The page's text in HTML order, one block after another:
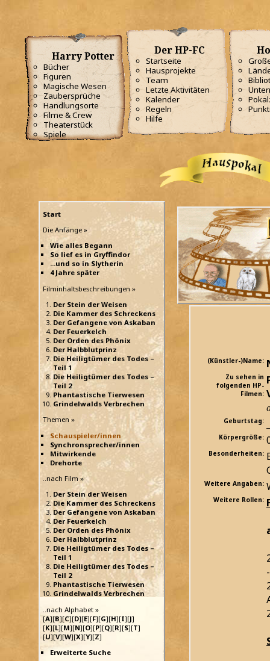
Harry Potter
Bücher
Figuren
Magische Wesen
Zaubersprüche
Handlungsorte
Filme & Crew
Theaterstück
Spiele
Der HP-FC
Startseite
Hausprojekte
Team
Letzte Aktivitäten
Kalender
Regeln
Hilfe
Start
Die Anfänge »
Wie alles Begann
So lief es in Gryffindor
...und so in Slytherin
4 Jahre später
Filminhaltsbeschreibungen »
Der Stein der Weisen
Die Kammer des Schreckens
Der Gefangene von Askaban
Der Feuerkelch
Der Orden des Phönix
Der Halbblutprinz
Die Heiligtümer des Todes –
Teil 1
Die Heiligtümer des Todes –
Teil 2
Phantastische Tierwesen
Grindelwalds Verbrechen
Themen »
Schauspieler/innen
Synchronsprecher/innen
Mitwirkende
Drehorte
..nach Film »
Der Stein der Weisen
Die Kammer des Schreckens
Der Gefangene von Askaban
Der Feuerkelch
Der Orden des Phönix
Der Halbblutprinz
Die Heiligtümer des Todes –
Teil 1
Die Heiligtümer des Todes –
Teil 2
Phantastische Tierwesen
Grindelwalds Verbrechen
..nach Alphabet »
[A][B][C][D][E][F][G][H][I][J]
[K][L][M][N][O][P][Q][R][S][T]
[U][V][W][X][Y][Z]
Erweiterte Suche
(Künstler-)Name:
Zu sehen in
folgenden HP-
Filmen:
Geburtstag:
Körpergröße:
Besonderheiten:
Weitere Angaben:
Weitere Rollen: